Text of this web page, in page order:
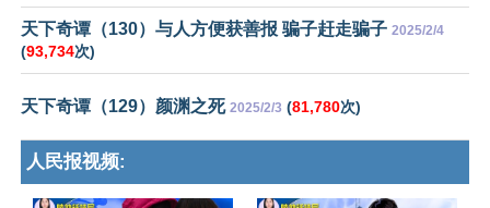
天下奇谭（130）与人方便获善报 骗子赶走骗子 2025/2/4
(93,734次)
天下奇谭（129）颜渊之死 2025/2/3 (81,780次)
人民报视频: